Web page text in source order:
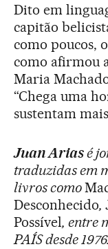
Dito em
capitão
como poucos,
como afirmou
Maria
“Chega uma
sustentam
Juan Ariasé
traduzidas em
livros como
Desconhecido,
Possível, entre
PAÍS desde